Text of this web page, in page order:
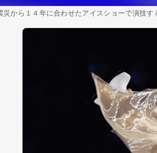
から１４年に合わせたアイスショーで演技